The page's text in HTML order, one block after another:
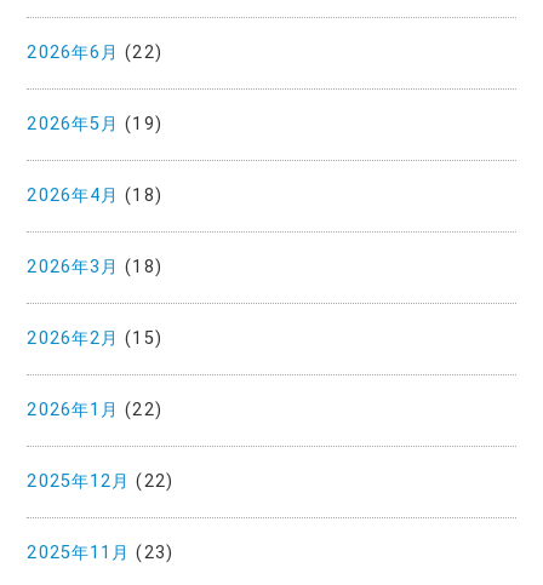
2026年6月 (22)
2026年5月 (19)
2026年4月 (18)
2026年3月 (18)
2026年2月 (15)
2026年1月 (22)
2025年12月 (22)
2025年11月 (23)